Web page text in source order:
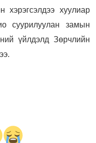
хэрэгсэлдээ хуулиар
суурилуулан замын
үйлдэлд Зөрчлийн